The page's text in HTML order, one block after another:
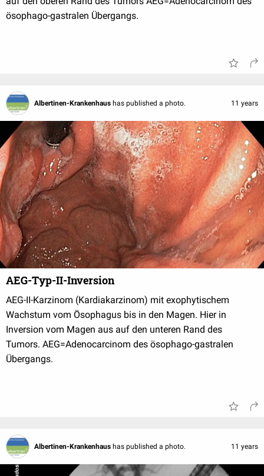
ösophago-gastralen Übergangs.
Albertinen-Krankenhaus has published a photo. 11 years
AEG-Typ-II-Inversion
AEG-II-Karzinom (Kardiakarzinom) mit exophytischem
Wachstum vom Ösophagus bis in den Magen. Hier in
Inversion vom Magen aus auf den unteren Rand des
Tumors. AEG=Adenocarcinom des ösophago-gastralen
Übergangs.
Albertinen-Krankenhaus has published a photo. 11 years